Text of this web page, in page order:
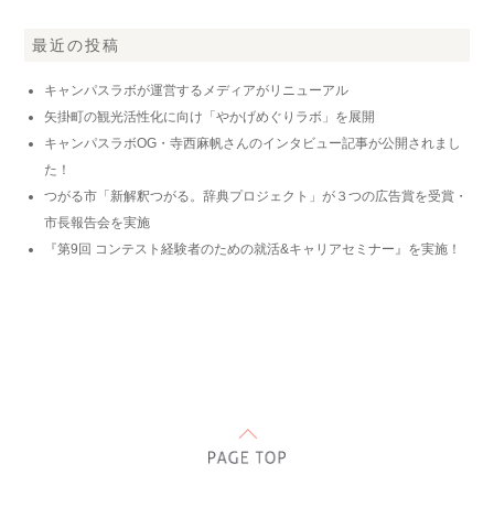
最近の投稿
キャンパスラボが運営するメディアがリニューアル
矢掛町の観光活性化に向け「やかげめぐりラボ」を展開
キャンパスラボOG・寺西麻帆さんのインタビュー記事が公開されまし
た！
つがる市「新解釈つがる。辞典プロジェクト」が３つの広告賞を受賞・
市長報告会を実施
『第9回 コンテスト経験者のための就活&キャリアセミナー』を実施！